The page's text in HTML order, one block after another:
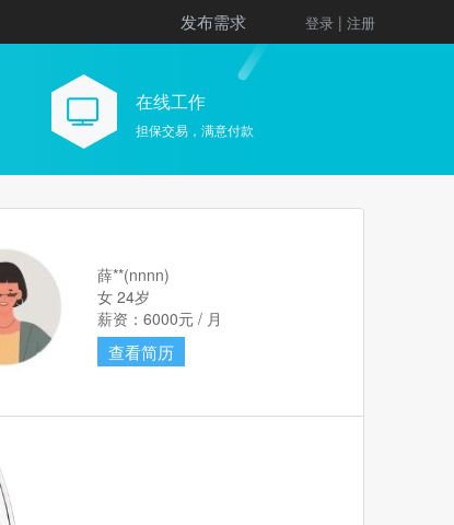
发布需求 登录 | 注册
在线工作
担保交易，满意付款
薛**(nnnn)
女 24岁
薪资：6000元 / 月
查看简历